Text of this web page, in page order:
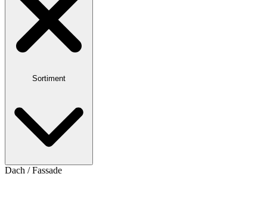
Sortiment
Dach / Fassade